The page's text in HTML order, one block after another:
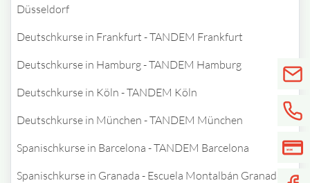
Düsseldorf
Deutschkurse in Frankfurt - TANDEM Frankfurt
Deutschkurse in Hamburg - TANDEM Hamburg
Deutschkurse in Köln - TANDEM Köln
Deutschkurse in München - TANDEM München
Spanischkurse in Barcelona - TANDEM Barcelona
Spanischkurse in Granada - Escuela Montalbán Granada